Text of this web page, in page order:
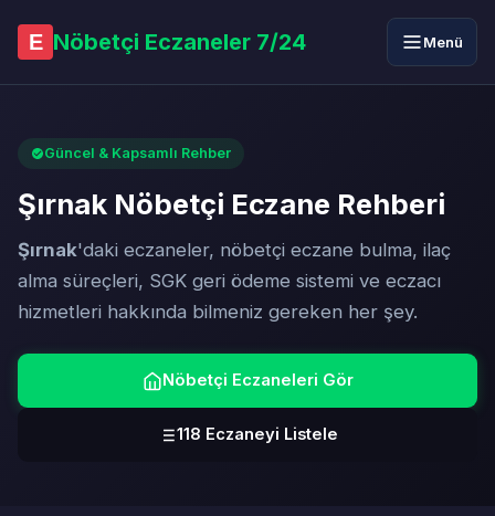
E Nöbetçi Eczaneler 7/24 Menü
Güncel & Kapsamlı Rehber
Şırnak Nöbetçi Eczane Rehberi
Şırnak'daki eczaneler, nöbetçi eczane bulma, ilaç
alma süreçleri, SGK geri ödeme sistemi ve eczacı
hizmetleri hakkında bilmeniz gereken her şey.
Nöbetçi Eczaneleri Gör
118 Eczaneyi Listele